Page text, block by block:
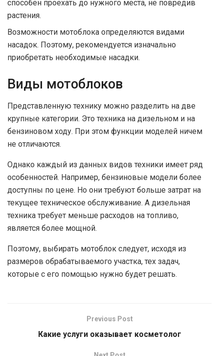
способен проехать до нужного места, не повредив
растения.
Возможности мотоблока определяются видами
насадок. Поэтому, рекомендуется изначально
приобретать необходимые насадки.
Виды мотоблоков
Представленную технику можно разделить на две
крупные категории. Это техника на дизельном и на
бензиновом ходу. При этом функции моделей ничем
не отличаются.
Однако каждый из данных видов техники имеет ряд
особенностей. Например, бензиновые модели более
доступны по цене. Но они требуют больше затрат на
текущее техническое обслуживание. А дизельная
техника требует меньше расходов на топливо,
является более мощной.
Поэтому, выбирать мотоблок следует, исходя из
размеров обрабатываемого участка, тех задач,
которые с его помощью нужно будет решать.
Previous Post
Какие услуги оказывает косметолог